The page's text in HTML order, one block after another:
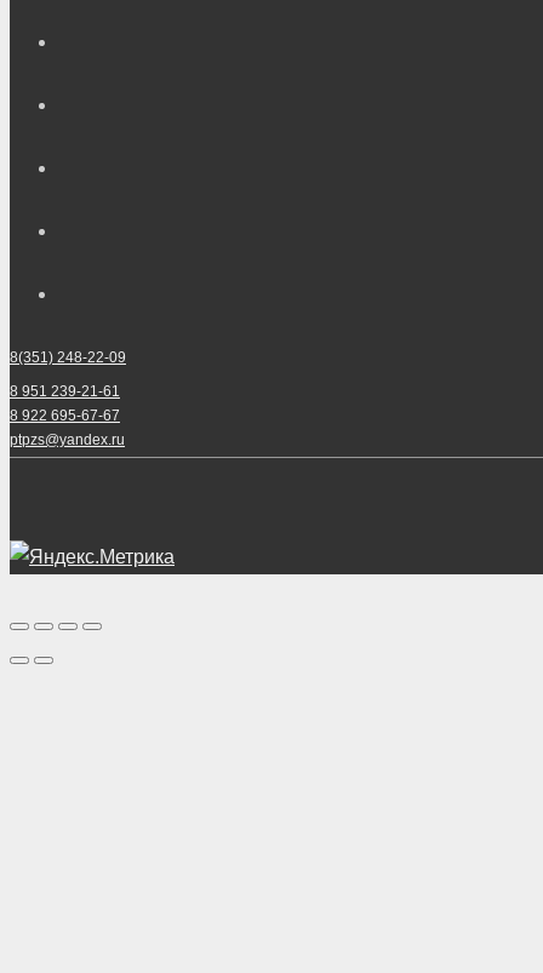
8(351) 248-22-09
8 951 239-21-61
8 922 695-67-67
ptpzs@yandex.ru